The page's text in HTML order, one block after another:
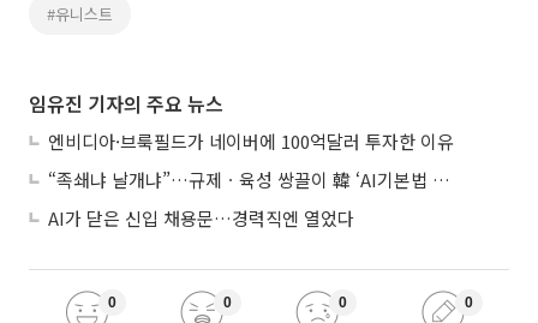
#유니스트
임유진 기자의 주요 뉴스
엔비디아·브룩필드가 네이버에 100억달러 투자한 이유
“족쇄냐 날개냐”…규제ㆍ육성 쌍끌이 韓 ‘AI기본법 개정안’ 오늘 시행
AI가 닫은 신입 채용문…경력직엔 열었다
0 0 0 0